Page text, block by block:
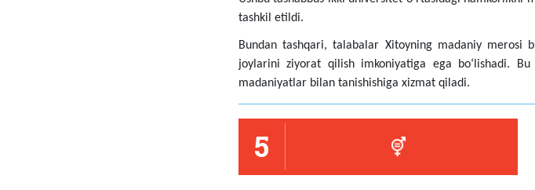
tashkil etildi.
Bundan tashqari, talabalar Xitoyning madaniy merosi
joylarini ziyorat qilish imkoniyatiga ega boʻlishadi.
madaniyatlar bilan tanishishiga xizmat qiladi.
5